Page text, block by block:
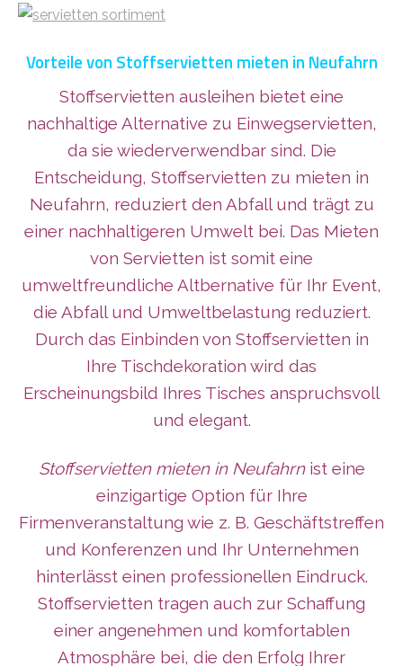
Vorteile von Stoffservietten mieten in Neufahrn
Stoffservietten ausleihen bietet eine
nachhaltige Alternative zu Einwegservietten,
da sie wiederverwendbar sind. Die
Entscheidung, Stoffservietten zu mieten in
Neufahrn, reduziert den Abfall und trägt zu
einer nachhaltigeren Umwelt bei. Das Mieten
von Servietten ist somit eine
umweltfreundliche Altbernative für Ihr Event,
die Abfall und Umweltbelastung reduziert.
Durch das Einbinden von Stoffservietten in
Ihre Tischdekoration wird das
Erscheinungsbild Ihres Tisches anspruchsvoll
und elegant.
Stoffservietten mieten in Neufahrnist eine
einzigartige Option für Ihre
Firmenveranstaltung wie z. B. Geschäftstreffen
und Konferenzen und Ihr Unternehmen
hinterlässt einen professionellen Eindruck.
Stoffservietten tragen auch zur Schaffung
einer angenehmen und komfortablen
Atmosphäre bei, die den Erfolg Ihrer